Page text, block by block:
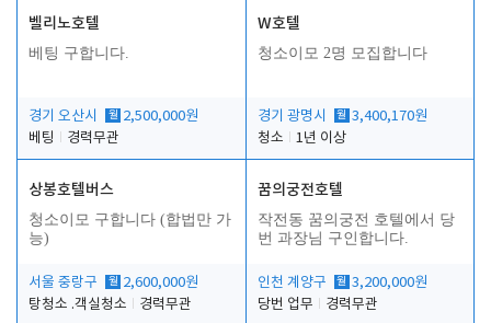
벨리노호텔
베팅 구합니다.
경기 오산시 월 2,500,000원
베팅
경력무관
W호텔
청소이모 2명 모집합니다
경기 광명시 월 3,400,170원
청소
1년 이상
상봉호텔버스
청소이모 구합니다 (합법만 가
능)
서울 중랑구 월 2,600,000원
탕청소 .객실청소
경력무관
꿈의궁전호텔
작전동 꿈의궁전 호텔에서 당
번 과장님 구인합니다.
인천 계양구 월 3,200,000원
당번 업무
경력무관